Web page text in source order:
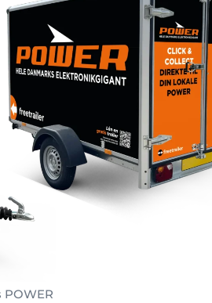
POWER